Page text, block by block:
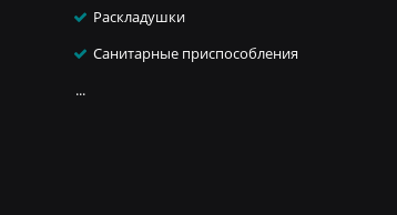
Раскладушки
Санитарные приспособления
...